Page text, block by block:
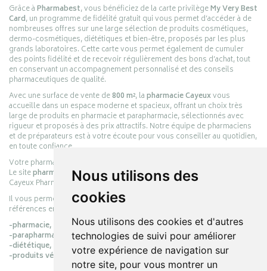
Nous utilisons des
cookies
Nous utilisons des cookies et d'autres
technologies de suivi pour améliorer
votre expérience de navigation sur
notre site, pour vous montrer un
Grâce àPharmabest, vous bénéficiez de la carte privilègeMy Very Best
Card, un programme de fidélité gratuit qui vous permet d’accéder à de
nombreuses offres sur une large sélection de produits cosmétiques,
dermo-cosmétiques, diététiques et bien-être, proposés par les plus
grands laboratoires. Cette carte vous permet également de cumuler
des points fidélité et de recevoir régulièrement des bons d’achat, tout
en conservant un accompagnement personnalisé et des conseils
pharmaceutiques de qualité.
Avec une surface de vente de800 m², lapharmacie Cayeuxvous
accueille dans un espace moderne et spacieux, offrant un choix très
large de produits en pharmacie et parapharmacie, sélectionnés avec
rigueur et proposés à des prix attractifs. Notre équipe de pharmaciens
et de préparateurs est à votre écoute pour vous conseiller au quotidien,
en toute confiance.
Votre pharmacie en ligne :
Le sitepharmacie-cayeux.frest le prolongement digital de la pharmacie
Cayeux Pharmabest Berck-sur-Mer – Rang-du-Fliers.
Il vous permet de réaliser vos achats en ligne parmi des milliers de
références en :
-pharmacie,
-parapharmacie,
-diététique,
-produits vétérinaires.